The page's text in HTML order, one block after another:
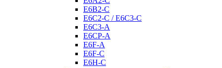
E6B2-C
E6C2-C / E6C3-C
E6C3-A
E6CP-A
E6F-A
E6F-C
E6H-C